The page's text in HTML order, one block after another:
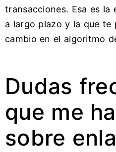
transacciones. Esa es la
a largo plazo y la que te
cambio en el algoritmo
Dudas
que me
sobre